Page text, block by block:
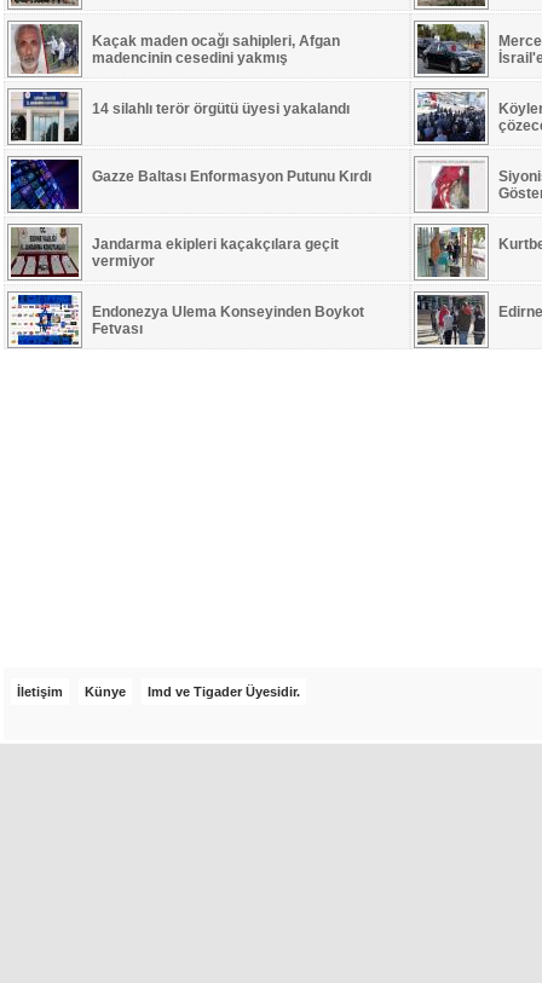
Kaçak maden ocağı sahipleri, Afgan
madencinin cesedini yakmış
14 silahlı terör örgütü üyesi yakalandı
Gazze Baltası Enformasyon Putunu Kırdı
Jandarma ekipleri kaçakçılara geçit
vermiyor
Endonezya Ulema Konseyinden Boykot
Fetvası
İletişim Künye Imd ve Tigader Üyesidir.